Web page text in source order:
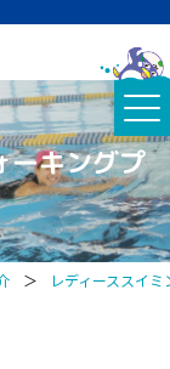
ーキングプ
＞ レディーススイ